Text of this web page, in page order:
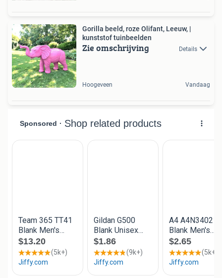
Gorilla beeld, roze Olifant, Leeuw, |
kunststof tuinbeelden
Zie omschrijving Details
Hoogeveen Vandaag